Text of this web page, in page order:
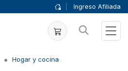
Ingreso Afiliada
Hogar y cocina